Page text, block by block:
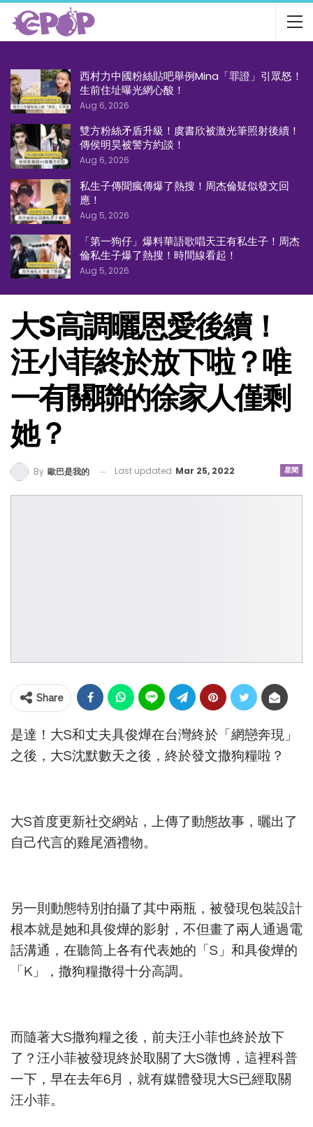
西村力中國粉絲貼吧舉例Mina「罪證」引眾怒！
生前住址曝光網心酸！
Aug 6, 2026
雙方粉絲矛盾升級！虞書欣被激光筆照射後續！
傳侯明昊被警方約談！
Aug 6, 2026
私生子傳聞瘋傳爆了熱搜！周杰倫疑似發文回
應！
Aug 5, 2026
「第一狗仔」爆料華語歌唱天王有私生子！周杰
倫私生子爆了熱搜！時間線看起！
Aug 5, 2026
大S高調曬恩愛後續！
汪小菲終於放下啦？唯
一有關聯的徐家人僅剩
她？
星聞
By 歐巴是我的 Last updated Mar 25, 2022
Share
是達！大S和丈夫具俊燁在台灣終於「網戀奔現」
之後，大S沈默數天之後，終於發文撒狗糧啦？
大S首度更新社交網站，上傳了動態故事，曬出了
自己代言的雞尾酒禮物。
另一則動態特別拍攝了其中兩瓶，被發現包裝設計
根本就是她和具俊燁的影射，不但畫了兩人通過電
話溝通，在聽筒上各有代表她的「S」和具俊燁的
「K」，撒狗糧撒得十分高調。
而隨著大S撒狗糧之後，前夫汪小菲也終於放下
了？汪小菲被發現終於取關了大S微博，這裡科普
一下，早在去年6月，就有媒體發現大S已經取關
汪小菲。